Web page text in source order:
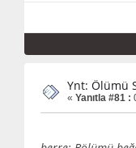
Ynt: Ölümü
« Yanıtla #81 :